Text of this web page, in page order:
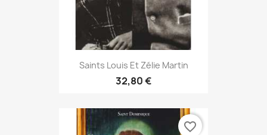
Saints Louis Et Zélie Martin
32,80 €
favorite_border